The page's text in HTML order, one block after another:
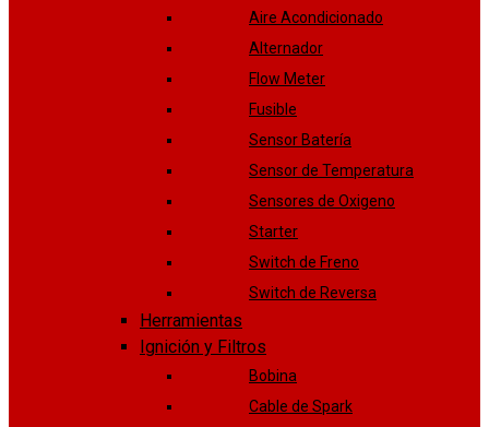
Aire Acondicionado
Alternador
Flow Meter
Fusible
Sensor Batería
Sensor de Temperatura
Sensores de Oxigeno
Starter
Switch de Freno
Switch de Reversa
Herramientas
Ignición y Filtros
Bobina
Cable de Spark